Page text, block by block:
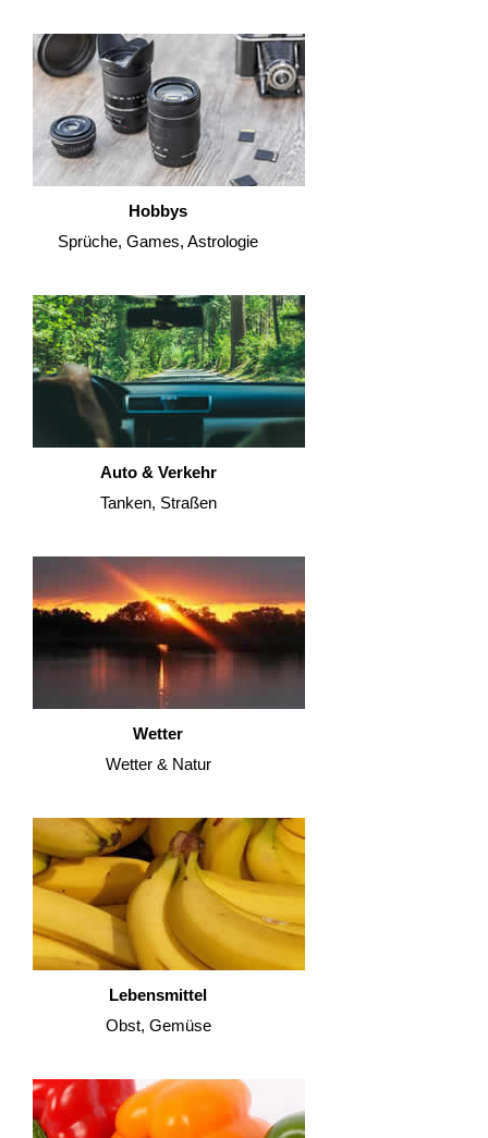
Hobbys
Sprüche, Games, Astrologie
Auto & Verkehr
Tanken, Straßen
Wetter
Wetter & Natur
Lebensmittel
Obst, Gemüse